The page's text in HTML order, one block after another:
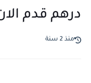
درهم قدم
منذ 2 سنة